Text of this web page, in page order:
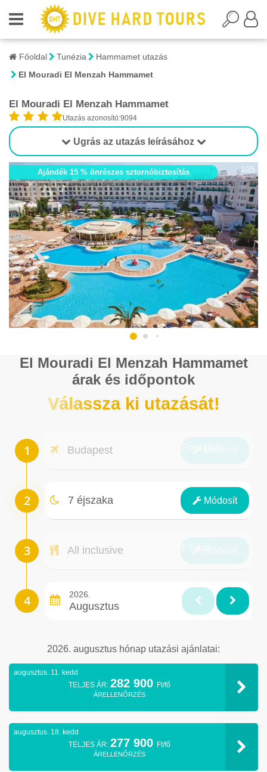
Főoldal Tunézia
Hammamet utazás
El Mouradi El Menzah Hammamet
El Mouradi El Menzah Hammamet
Utazás azonosító:9094
Ugrás az utazás leírásához
1/25
Ajándék 15 % önrészes sztornóbiztosítás
El Mouradi El Menzah Hammamet
árak és időpontok
Válassza ki utazását!
Budapest
7 éjszaka Módosít
Éjszakák
All inclusive
2026.
Augusztus
2026. augusztus hónap utazási ajánlatai:
augusztus. 11. kedd
TELJES ÁR: 282 900 Ft/fő
ÁRELLENŐRZÉS
augusztus. 18. kedd
TELJES ÁR: 277 900 Ft/fő
ÁRELLENŐRZÉS